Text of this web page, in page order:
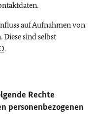
auf Aufnahmen von
sind selbst
.
Rechte
personenbezogenen